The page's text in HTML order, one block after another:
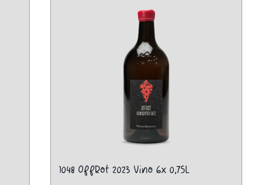
1048 OffRot 2023 Vino 6x 0,75L